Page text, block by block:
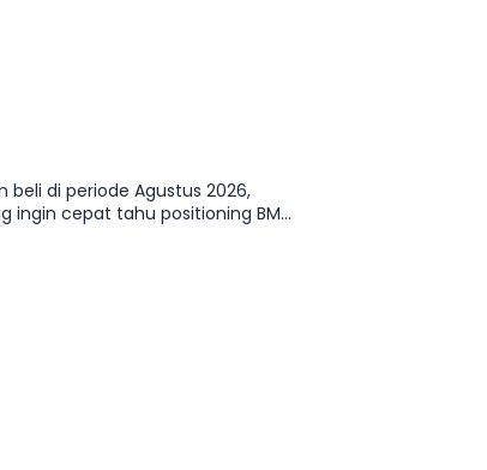
di periode Agustus 2026,
ingin cepat tahu positioning BMW